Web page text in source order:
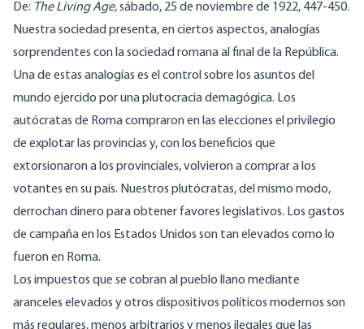
De: The Living Age, sábado, 25 de noviembre de 1922, 447-450.
Nuestra sociedad presenta, en ciertos aspectos, analogías
sorprendentes con la sociedad romana al final de la República.
Una de estas analogías es el control sobre los asuntos del
mundo ejercido por una plutocracia demagógica. Los
autócratas de Roma compraron en las elecciones el privilegio
de explotar las provincias y, con los beneficios que
extorsionaron a los provinciales, volvieron a comprar a los
votantes en su país. Nuestros plutócratas, del mismo modo,
derrochan dinero para obtener favores legislativos. Los gastos
de campaña en los Estados Unidos son tan elevados como lo
fueron en Roma.
Los impuestos que se cobran al pueblo llano mediante
aranceles elevados y otros dispositivos políticos modernos son
más regulares, menos arbitrarios y menos ilegales que las